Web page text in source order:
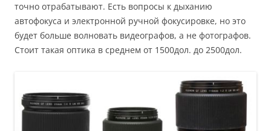
точно отрабатывают. Есть вопросы к дыханию
автофокуса и электронной ручной фокусировке, но это
будет больше волновать видеографов, а не фотографов.
Стоит такая оптика в среднем от 1500дол. до 2500дол.